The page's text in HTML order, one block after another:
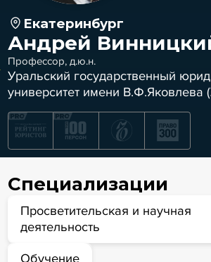
Екатеринбург
Андрей
Профессор, д.ю.н.
Уральский государственный
университет имени
Специализации
Просветительская и научная
деятельность
Обучение